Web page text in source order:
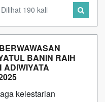
190 kali
BANIN RAIH
ADIWIYATA
kelestarian